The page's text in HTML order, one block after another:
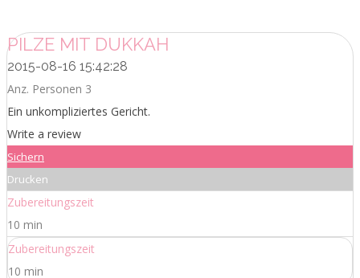
PILZE MIT DUKKAH
2015-08-16 15:42:28
Anz. Personen 3
Ein unkompliziertes Gericht.
Write a review
Sichern
Drucken
Zubereitungszeit
10 min
Zubereitungszeit
10 min